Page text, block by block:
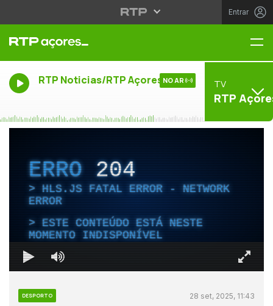
Entrar
RTP Noticias/RTP Açores NO AR TV
RTP
ERRO204
HLS.JS FATAL ERROR - NETWORK
ERROR
ESTE CONTEÚDO ESTÁ NESTE
MOMENTO INDISPONÍVEL
DESPORTO 28 set, 2025, 11:43